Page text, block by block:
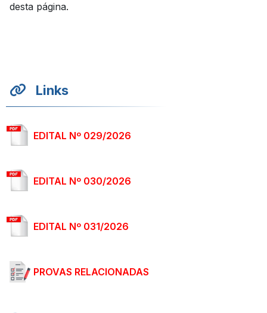
desta página.
Links
EDITAL Nº 029/2026
EDITAL Nº 030/2026
EDITAL Nº 031/2026
PROVAS RELACIONADAS